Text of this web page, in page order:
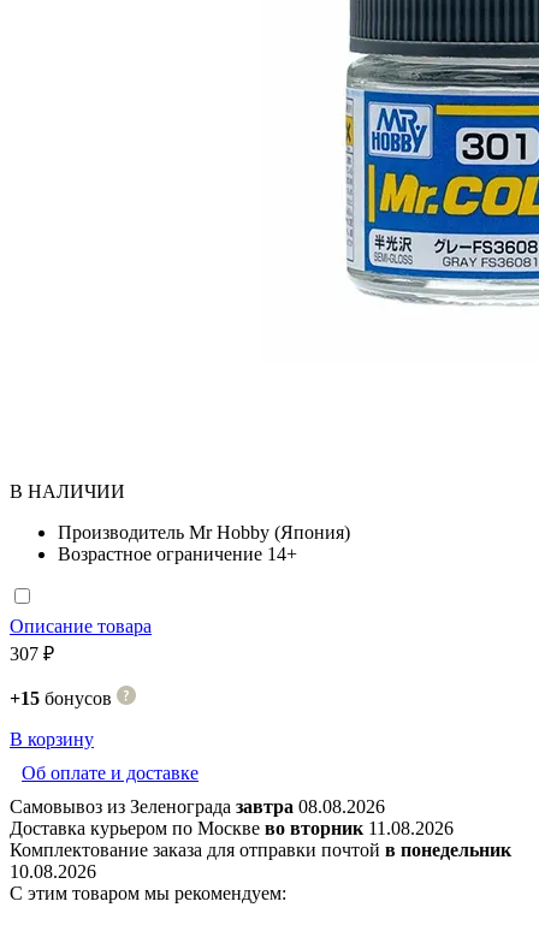
В НАЛИЧИИ
Производитель Mr Hobby (Япония)
Возрастное ограничение 14+
Описание товара
307 ₽
+15 бонусов
В корзину
Об оплате и доставке
Самовывоз из Зеленограда завтра 08.08.2026
Доставка курьером по Москве во вторник 11.08.2026
Комплектование заказа для отправки почтой в понедельник
10.08.2026
С этим товаром мы рекомендуем: